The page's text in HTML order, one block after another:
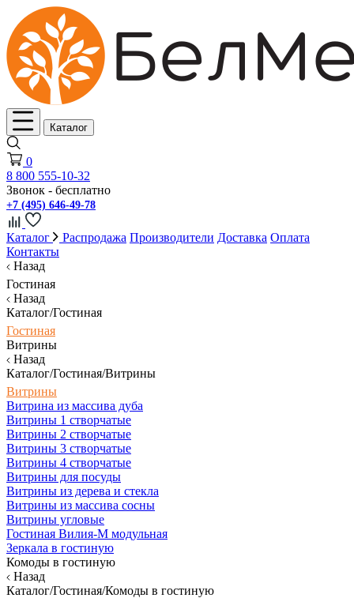
Каталог
0
8 800 555-10-32
Звонок - бесплатно
+7 (495) 646-49-78
Каталог Распродажа Производители Доставка Оплата
Контакты
Назад
Гостиная
Назад
Каталог/Гостиная
Гостиная
Витрины
Назад
Каталог/Гостиная/Витрины
Витрины
Витрина из массива дуба
Витрины 1 створчатые
Витрины 2 створчатые
Витрины 3 створчатые
Витрины 4 створчатые
Витрины для посуды
Витрины из дерева и стекла
Витрины из массива сосны
Витрины угловые
Гостиная Вилия-М модульная
Зеркала в гостиную
Комоды в гостиную
Назад
Каталог/Гостиная/Комоды в гостиную